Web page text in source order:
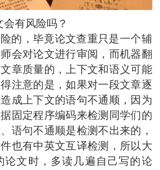
有风险吗？
的，毕竟论文查重只是一个辅
会对论文进行审阅，而机器翻
章质量的，上下文和语义可能
注意的是，如果对一段文章逐
成上下文的语句不通顺，因为
固定程序编码来检测同学们的
语句不通顺是检测不出来的，
也有中英文互译检测，所以大
论文时，多读几遍自己写的论